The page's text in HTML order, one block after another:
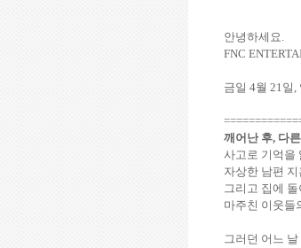
안녕하세요.
FNC
금일 4월 21일,
깨어난 후, 다
사고로 기억을
자상한 남편 지
그리고 집에 돌
마주친 이웃들
그러던 어느